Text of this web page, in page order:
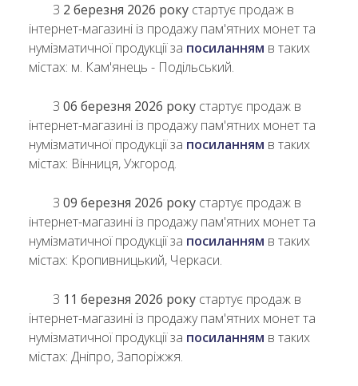
З 2 березня 2026 року стартує продаж в
інтернет-магазині із продажу пам'ятних монет та
нумізматичної продукції за посиланням в таких
містах: м. Кам'янець - Подільський.
З 06 березня 2026 року стартує продаж в
інтернет-магазині із продажу пам'ятних монет та
нумізматичної продукції за посиланням в таких
містах: Вінниця, Ужгород.
З 09 березня 2026 року стартує продаж в
інтернет-магазині із продажу пам'ятних монет та
нумізматичної продукції за посиланням в таких
містах: Кропивницький, Черкаси.
З 11 березня 2026 року стартує продаж в
інтернет-магазині із продажу пам'ятних монет та
нумізматичної продукції за посиланням в таких
містах: Дніпро, Запоріжжя.